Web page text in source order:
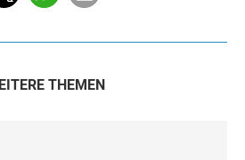
THEMEN